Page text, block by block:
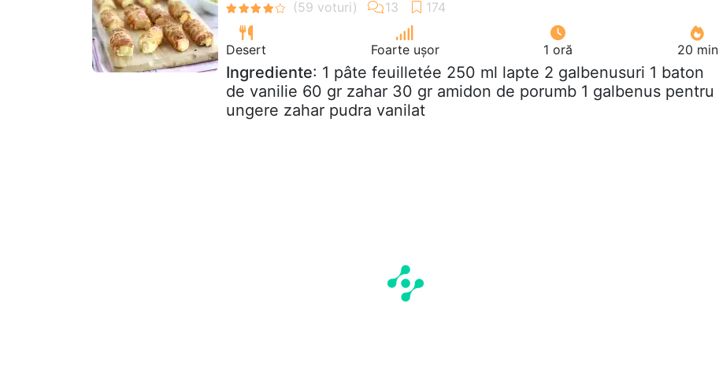
Desert Foarte ușor 1 oră 20 min
Ingrediente: 1 pâte feuilletée 250 ml lapte 2 galbenusuri 1 baton
de vanilie 60 gr zahar 30 gr amidon de porumb 1 galbenus pentru
ungere zahar pudra vanilat